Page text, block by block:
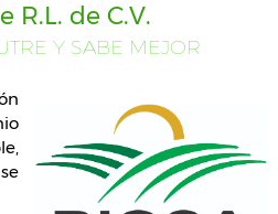
R.L. de C.V.
Y SABE MEJOR